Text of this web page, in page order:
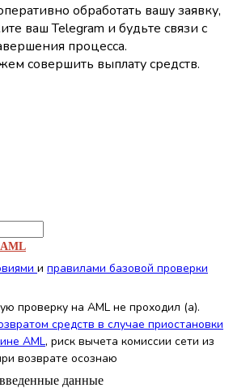
обработать вашу заявку,
ваш Telegram и будьте связи с
процесса.
совершить выплату средств.
AML
и правилами базовой проверки
проверку на AML не проходил (а).
средств в случае приостановки
AML, риск вычета комиссии сети из
возврате осознаю
данные